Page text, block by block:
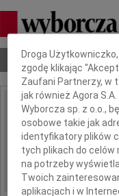
Nekrologi Odeszli
IMIĘ I NAZWISKO:
REGION: Płock
DATA EMISJI:
Dbamy o Twoją
Droga
zgodę klikając
Zaufani Partnerzy, w
jak również Agora
Wyborcza sp. z o.o.,
osobowe takie jak
identyfikatory plików
tych plikach do
na potrzeby
Twoich
aplikacjach i w